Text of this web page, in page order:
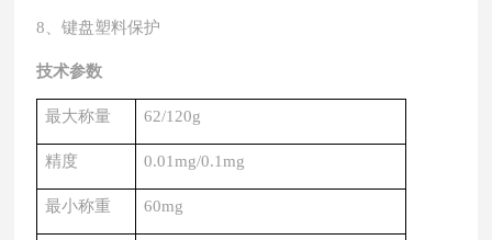
8、键盘塑料保护
技术参数
最大称量 62/120g
精度 0.01mg/0.1mg
最小称重 60mg